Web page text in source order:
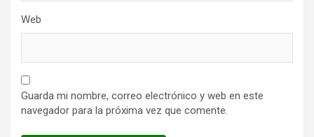
Web
Guarda mi nombre, correo electrónico y web en este
navegador para la próxima vez que comente.